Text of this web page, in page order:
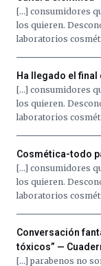
[…] consumidores
los quieren.
laboratorios
Ha llegado el
[…] consumidores
los quieren.
laboratorios
Cosmética-todo
[…] consumidores
los quieren.
laboratorios
Conversación
tóxicos” —
[…] parabenos no